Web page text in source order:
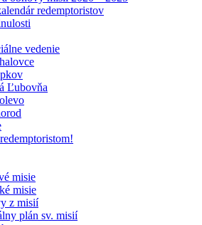
redemptoristov
vedenie
Ľubovňa
misie
misie
z misií
plán sv. misií